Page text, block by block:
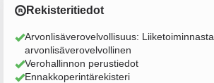
Rekisteritiedot
Arvonlisäverovelvollisuus: Liiketoiminnasta
arvonlisäverovelvollinen
Verohallinnon perustiedot
Ennakkoperintärekisteri